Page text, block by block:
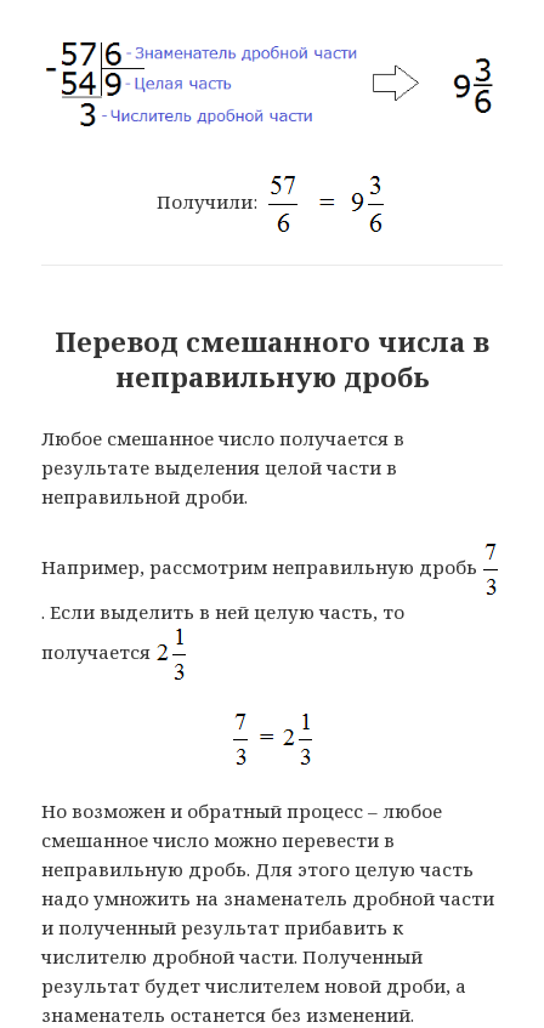
Получили:
Перевод смешанного числа в
неправильную дробь
Любое смешанное число получается в
результате выделения целой части в
неправильной дроби.
Например, рассмотрим неправильную дробь
. Если выделить в ней целую часть, то
получается
Но возможен и обратный процесс – любое
смешанное число можно перевести в
неправильную дробь. Для этого целую часть
надо умножить на знаменатель дробной части
и полученный результат прибавить к
числителю дробной части. Полученный
результат будет числителем новой дроби, а
знаменатель останется без изменений.